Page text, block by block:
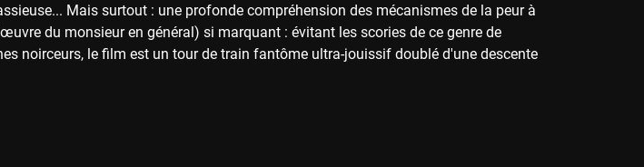
Mais surtout : une profonde compréhension des mécanismes de la peur à
du monsieur en général) si marquant : évitant les scories de ce genre de
noirceurs, le film est un tour de train fantôme ultra-jouissif doublé d'une descente